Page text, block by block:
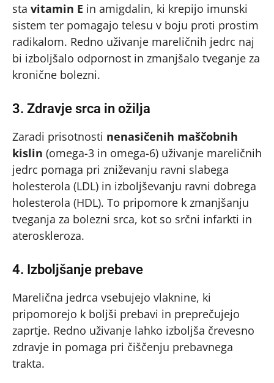
sta vitamin E in amigdalin, ki krepijo imunski
sistem ter pomagajo telesu v boju proti prostim
radikalom. Redno uživanje mareličnih jedrc naj
bi izboljšalo odpornost in zmanjšalo tveganje za
kronične bolezni.
3. Zdravje srca in ožilja
Zaradi prisotnosti nenasičenih maščobnih
kislin (omega-3 in omega-6) uživanje mareličnih
jedrc pomaga pri zniževanju ravni slabega
holesterola (LDL) in izboljševanju ravni dobrega
holesterola (HDL). To pripomore k zmanjšanju
tveganja za bolezni srca, kot so srčni infarkti in
ateroskleroza.
4. Izboljšanje prebave
Marelična jedrca vsebujejo vlaknine, ki
pripomorejo k boljši prebavi in preprečujejo
zaprtje. Redno uživanje lahko izboljša črevesno
zdravje in pomaga pri čiščenju prebavnega
trakta.